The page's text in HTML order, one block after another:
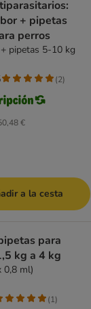
+ pipetas
perros
pipetas 5-10 kg
€
(2)
a la cesta
para
kg a 4 kg
0,8 ml)
(1)